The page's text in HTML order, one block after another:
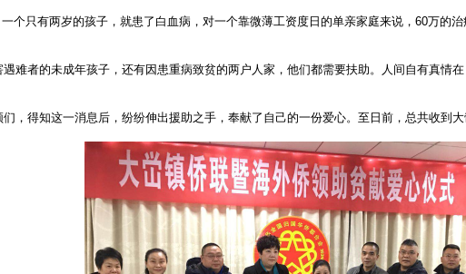
一个只有两岁的孩子，就患了白血病，对一个靠微薄工资度日的单亲家庭来说，60万的
遇难者的未成年孩子，还有因患重病致贫的两户人家，他们都需要扶助。人间自有真情
们，得知这一消息后，纷纷伸出援助之手，奉献了自己的一份爱心。至日前，总共收到大